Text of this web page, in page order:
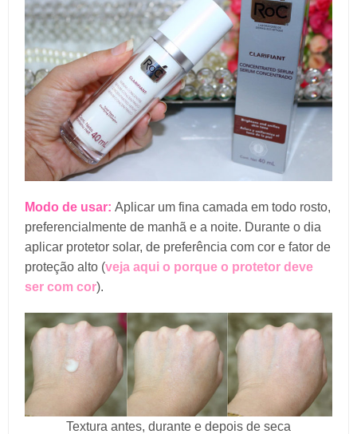
Modo de usar: Aplicar um fina camada em todo rosto,
preferencialmente de manhã e a noite. Durante o dia
aplicar protetor solar, de preferência com cor e fator de
proteção alto (veja aqui o porque o protetor deve
ser com cor).
Textura antes, durante e depois de seca